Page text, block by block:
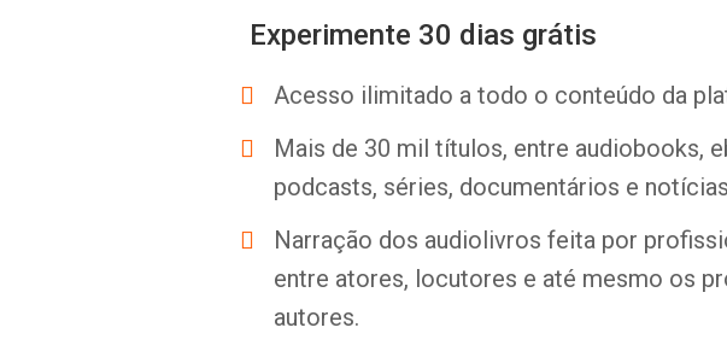
Experimente 30 dias grátis
Acesso ilimitado a todo o conteúdo da
Mais de 30 mil títulos, entre audiobooks,
podcasts, séries, documentários e
Narração dos audiolivros feita por
entre atores, locutores e até mesmo os
autores.